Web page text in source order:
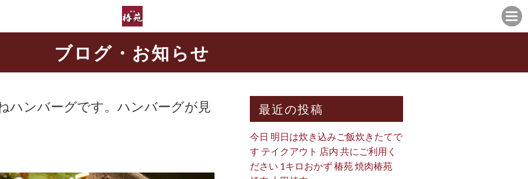
ブログ・お知らせ
ハンバーグです。ハンバーグが見 最近の投稿
今日 明日は炊き込みご飯炊きたてで
す テイクアウト 店内 共にご利用く
ださい 1キロおかず 椿苑 焼肉椿苑